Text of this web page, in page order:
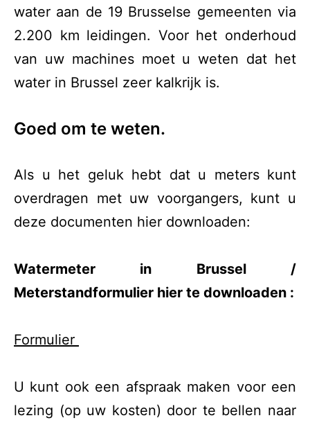
water aan de 19 Brusselse gemeenten via
2.200 km leidingen. Voor het onderhoud
van uw machines moet u weten dat het
water in Brussel zeer kalkrijk is.
Goed om te weten.
Als u het geluk hebt dat u meters kunt
overdragen met uw voorgangers, kunt u
deze documenten hier downloaden:
Watermeter in Brussel /
Meterstandformulier hier te downloaden :
Formulier
U kunt ook een afspraak maken voor een
lezing (op uw kosten) door te bellen naar